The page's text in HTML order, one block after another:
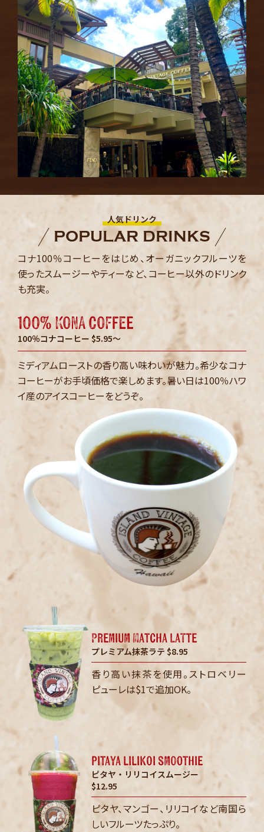
人気ドリンク
POPULAR DRINKS
コナ100％コーヒーをはじめ、オーガニックフルーツを
使ったスムージーやティーなど、コーヒー以外のドリンク
も充実。
100% KONA COFFEE
100％コナコーヒー $5.95～
ミディアムローストの香り高い味わいが魅力。希少なコナ
コーヒーがお手頃価格で楽しめます。暑い日は100％ハワ
イ産のアイスコーヒーをどうぞ。
Premium Matcha Latte
プレミアム抹茶ラテ $8.95
香り高い抹茶を使用。ストロベリー
ピューレは$1で追加OK。
pitaya lilikoi smoothie
ピタヤ・リリコイスムージー
$12.95
ピタヤ、マンゴー、リリコイなど南国ら
しいフルーツたっぷり。